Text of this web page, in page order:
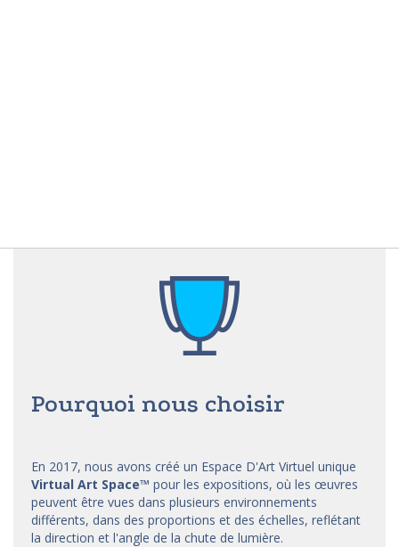
Pourquoi nous choisir
En 2017, nous avons créé un Espace D'Art Virtuel unique
Virtual Art Space™ pour les expositions, où les œuvres
peuvent être vues dans plusieurs environnements
différents, dans des proportions et des échelles, reflétant
la direction et l'angle de la chute de lumière.